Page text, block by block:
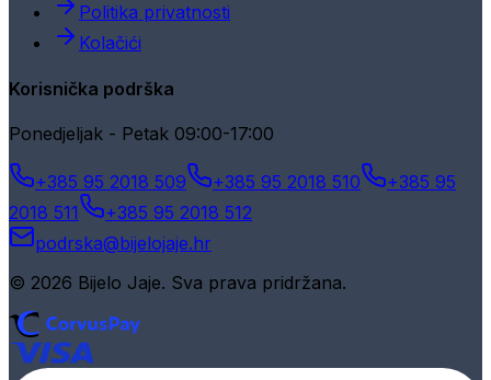
Politika privatnosti
Kolačići
Korisnička podrška
Ponedjeljak - Petak 09:00-17:00
+385 95 2018 509 +385 95 2018 510
+385 95
2018 511
+385 95 2018 512
podrska@bijelojaje.hr
© 2026 Bijelo Jaje. Sva prava pridržana.